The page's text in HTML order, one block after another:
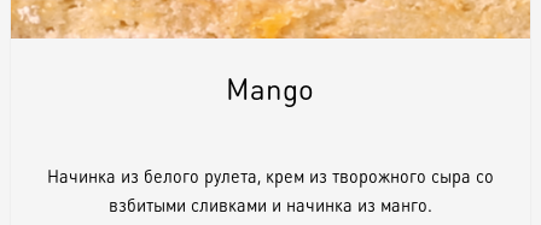
Mango
Начинка из белого рулета, крем из творожного сыра со
взбитыми сливками и начинка из манго.